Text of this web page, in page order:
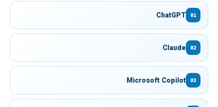
01
ChatGPT
02
Claude
03
Microsoft Copilot